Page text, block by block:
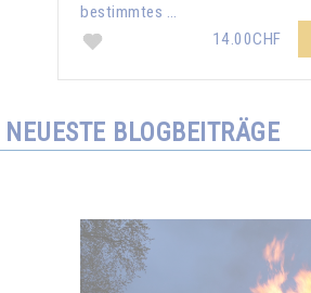
bestimmtes …
14.00CHF
NEUESTE BLOGBEITRÄGE